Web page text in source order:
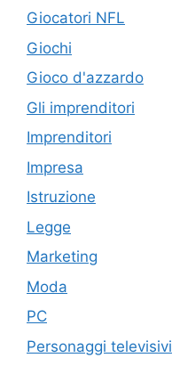
Giocatori NFL
Giochi
Gioco d'azzardo
Gli imprenditori
Imprenditori
Impresa
Istruzione
Legge
Marketing
Moda
PC
Personaggi televisivi